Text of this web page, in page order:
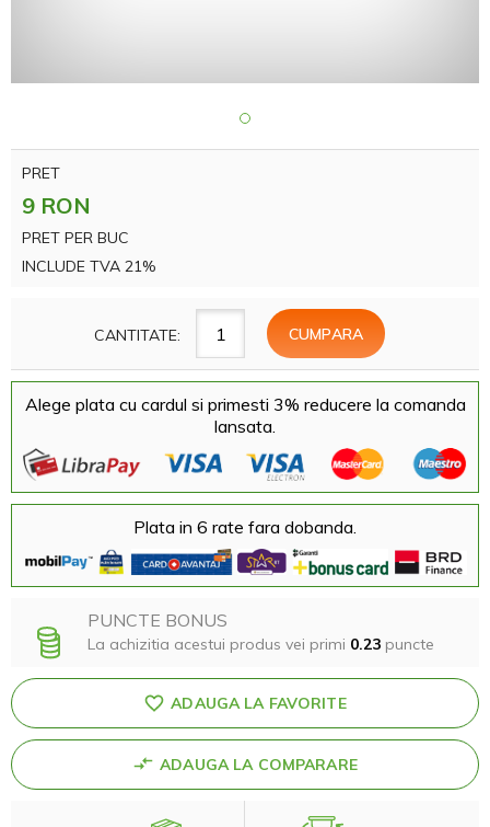
PRET
9 RON
PRET PER BUC
INCLUDE TVA 21%
CANTITATE:
Alege plata cu cardul si primesti 3% reducere la comanda
lansata.
Plata in 6 rate fara dobanda.
PUNCTE BONUS
La achizitia acestui produs vei primi 0.23 puncte
ADAUGA LA FAVORITE
ADAUGA LA COMPARARE